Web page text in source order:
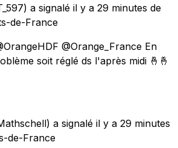
a signalé il y a 29 minutes de
de-France
@Orange_France En
soit réglé ds l'après midi 🤞🤞
a signalé il y a 29 minutes
de-France